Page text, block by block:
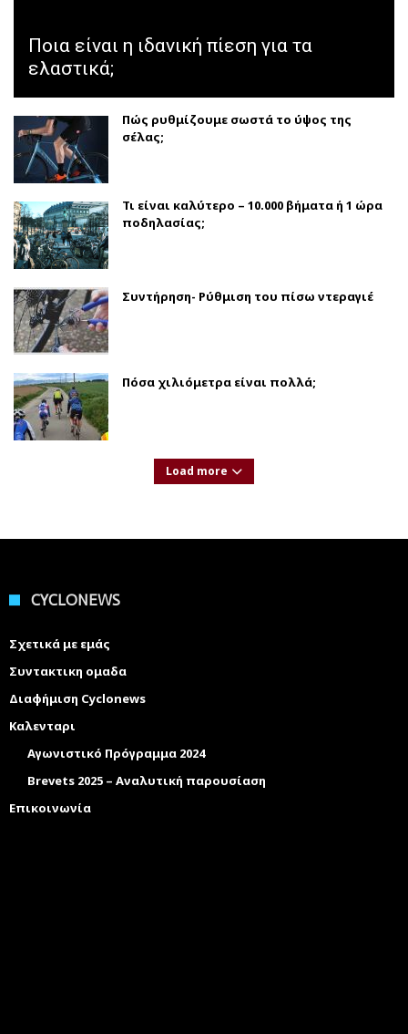
Ποια είναι η ιδανική πίεση για τα
ελαστικά;
Πώς ρυθμίζουμε σωστά το ύψος της
σέλας;
Τι είναι καλύτερο – 10.000 βήματα ή 1 ώρα
ποδηλασίας;
Συντήρηση- Ρύθμιση του πίσω ντεραγιέ
Πόσα χιλιόμετρα είναι πολλά;
Load more
CYCLONEWS
Σχετικά με εμάς
Συντακτικη ομαδα
Διαφήμιση Cyclonews
Καλενταρι
Αγωνιστικό Πρόγραμμα 2024
Brevets 2025 – Αναλυτική παρουσίαση
Επικοινωνία